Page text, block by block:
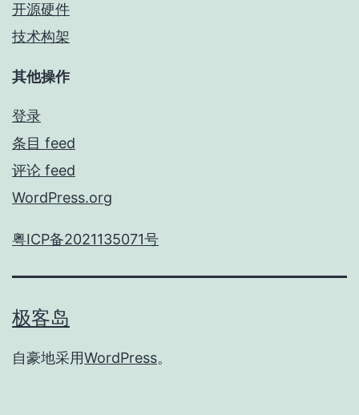
开源硬件
技术构架
其他操作
登录
条目 feed
评论 feed
WordPress.org
粤ICP备2021135071号
极客岛
自豪地采用WordPress。